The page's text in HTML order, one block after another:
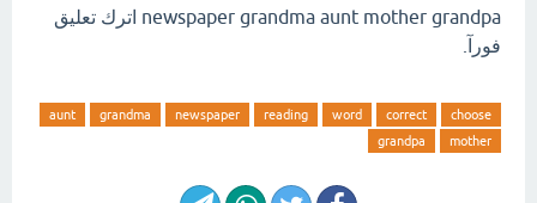
newspaper grandma aunt mother grandpa اترك تعليق
فورآ.
choose
correct
word
reading
newspaper
grandma
aunt
mother
grandpa